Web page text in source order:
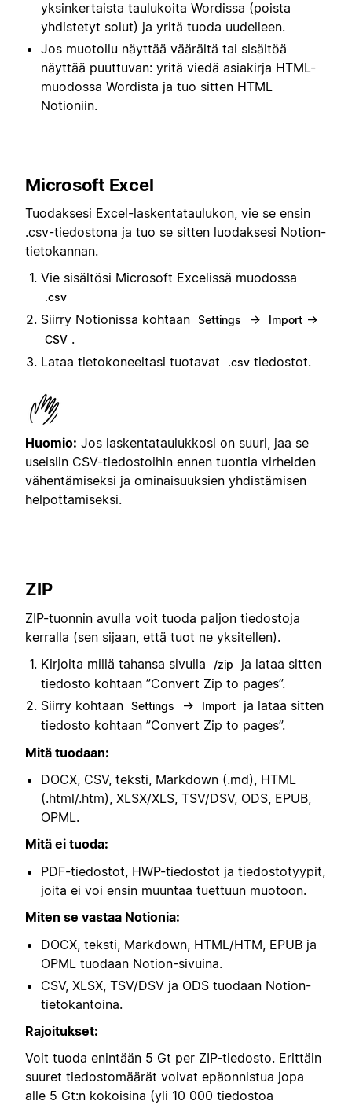
yksinkertaista taulukoita Wordissa (poista
yhdistetyt solut) ja yritä tuoda uudelleen.
Jos muotoilu näyttää väärältä tai sisältöä
näyttää puuttuvan: yritä viedä asiakirja HTML-
muodossa Wordista ja tuo sitten HTML
Notioniin.
Microsoft Excel
Tuodaksesi Excel-laskentataulukon, vie se ensin
.csv-tiedostona ja tuo se sitten luodaksesi Notion-
tietokannan.
Vie sisältösi Microsoft Excelissä muodossa
.csv
Siirry Notionissa kohtaan Settings → Import →
CSV .
Lataa tietokoneeltasi tuotavat
.csv tiedostot.
Huomio: Jos laskentataulukkosi on suuri, jaa se
useisiin CSV-tiedostoihin ennen tuontia virheiden
vähentämiseksi ja ominaisuuksien yhdistämisen
helpottamiseksi.
ZIP
ZIP-tuonnin avulla voit tuoda paljon tiedostoja
kerralla (sen sijaan, että tuot ne yksitellen).
Kirjoita millä tahansa sivulla
/zip
ja lataa sitten
tiedosto kohtaan ”Convert Zip to pages”.
Siirry kohtaan Settings → Import
ja lataa sitten
tiedosto kohtaan ”Convert Zip to pages”.
Mitä tuodaan:
DOCX, CSV, teksti, Markdown (.md), HTML
(.html/.htm), XLSX/XLS, TSV/DSV, ODS, EPUB,
OPML.
Mitä ei tuoda:
PDF-tiedostot, HWP-tiedostot ja tiedostotyypit,
joita ei voi ensin muuntaa tuettuun muotoon.
Miten se vastaa Notionia:
DOCX, teksti, Markdown, HTML/HTM, EPUB ja
OPML tuodaan Notion-sivuina.
CSV, XLSX, TSV/DSV ja ODS tuodaan Notion-
tietokantoina.
Rajoitukset:
Voit tuoda enintään 5 Gt per ZIP-tiedosto. Erittäin
suuret tiedostomäärät voivat epäonnistua jopa
alle 5 Gt:n kokoisina (yli 10 000 tiedostoa